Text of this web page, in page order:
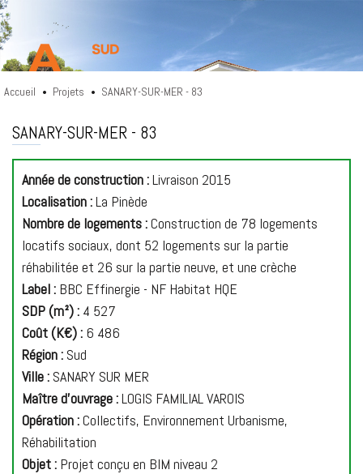
A26 SUD
Accueil • Projets • SANARY-SUR-MER - 83
SANARY-SUR-MER - 83
Année de construction :Livraison 2015
Localisation :La Pinède
Nombre de logements :Construction de 78 logements
locatifs sociaux, dont 52 logements sur la partie
réhabilitée et 26 sur la partie neuve, et une crèche
Label : BBC Effinergie - NF Habitat HQE
SDP (m²) : 4 527
Coût (K€) : 6 486
Région : Sud
Ville : SANARY SUR MER
Maître d'ouvrage :LOGIS FAMILIAL VAROIS
Opération :Collectifs, Environnement Urbanisme,
Réhabilitation
Objet : Projet conçu en BIM niveau 2